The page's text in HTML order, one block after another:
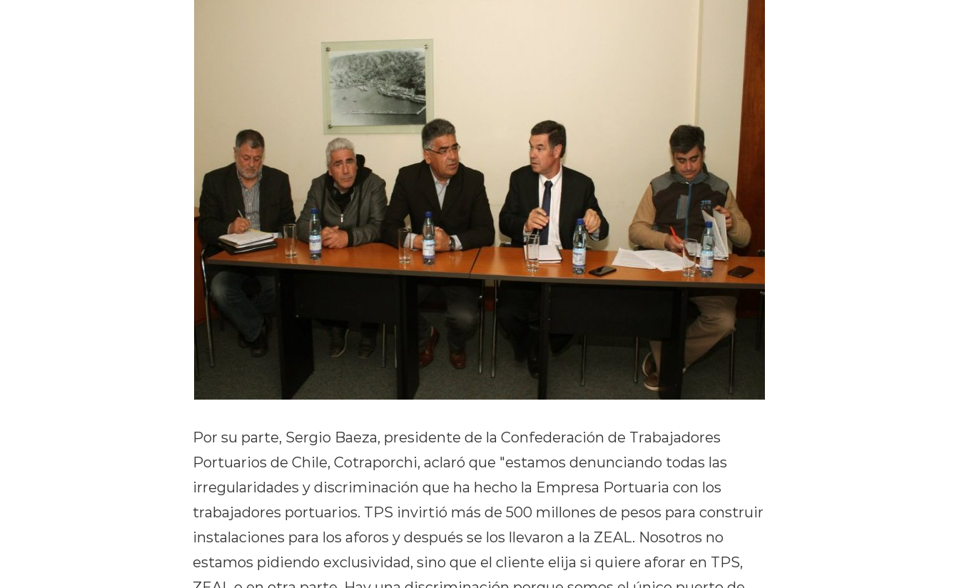
Por su parte, Sergio Baeza, presidente de la Confederación de Trabajadores
Portuarios de Chile, Cotraporchi, aclaró que "estamos denunciando todas las
irregularidades y discriminación que ha hecho la Empresa Portuaria con los
trabajadores portuarios. TPS invirtió más de 500 millones de pesos para construir
instalaciones para los aforos y después se los llevaron a la ZEAL. Nosotros no
estamos pidiendo exclusividad, sino que el cliente elija si quiere aforar en TPS,